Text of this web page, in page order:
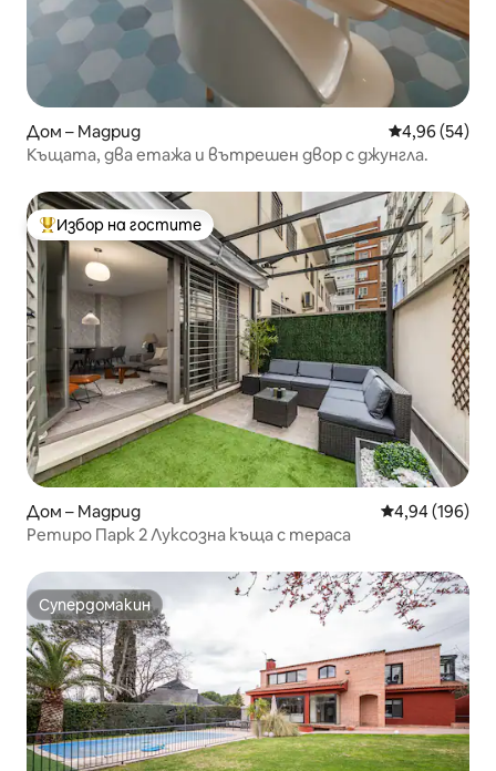
Дом – Мадрид Средна
4,96 (54)
Къщата, два етажа и вътрешен двор с джунгла.
Най-популярен избор на гостите
Избор на гостите
Дом – Мадрид Средна
4,94 (196)
Ретиро Парк 2 Луксозна къща с тераса
Супердомакин
Супердомакин